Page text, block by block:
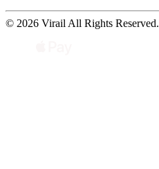
© 2026 Virail All Rights Reserved.